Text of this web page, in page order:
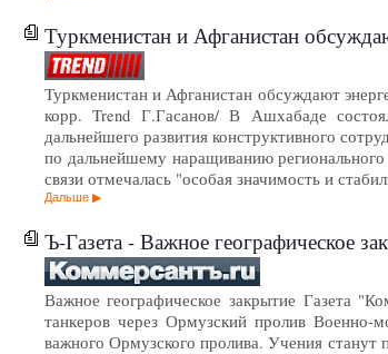
Туркменистан и Афганистан
Туркменистан и Афганистан обсуждают
корр. Trend Г.Гасанов/ В Ашхабаде
дальнейшего развития конструктивного
по дальнейшему наращиванию
связи отмечалась "особая значимость и
Дальше
Ъ-Газета - Важное географическое
Важное географическое закрытие Газета
танкеров через Ормузский пролив Военно-
важного Ормузского пролива. Учения